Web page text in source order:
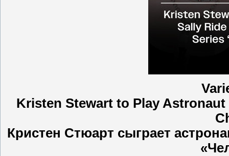
Kristen Stewart to Play
Кристен Стюарт сыграет